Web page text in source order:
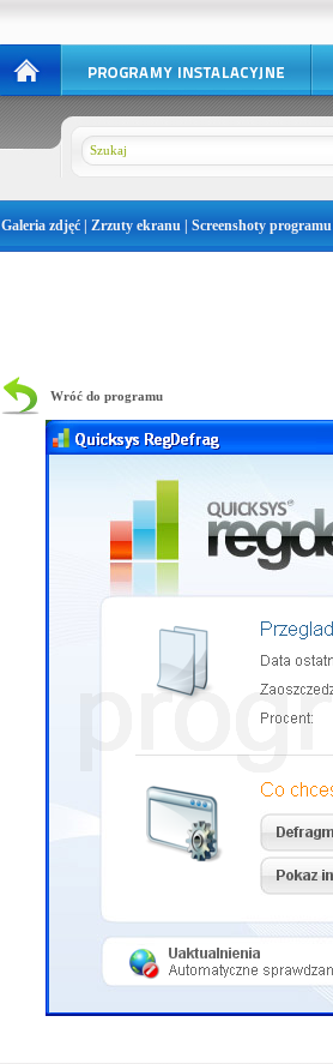
Galeria zdjęć | Zrzuty ekranu | Screenshoty programu
Wróć do programu